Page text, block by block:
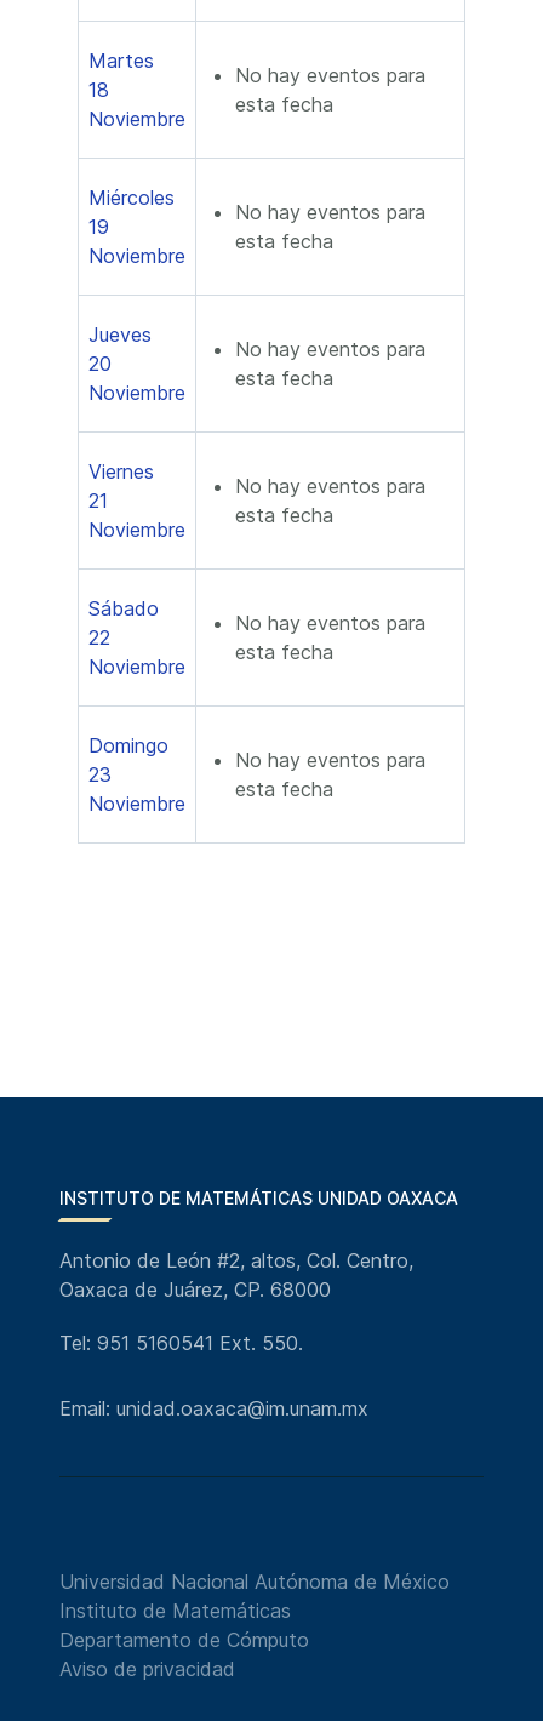
Martes
18
Noviembre
No hay eventos para
esta fecha
Miércoles
19
Noviembre
No hay eventos para
esta fecha
Jueves
20
Noviembre
No hay eventos para
esta fecha
Viernes
21
Noviembre
No hay eventos para
esta fecha
Sábado
22
Noviembre
No hay eventos para
esta fecha
Domingo
23
Noviembre
No hay eventos para
esta fecha
INSTITUTO DE MATEMÁTICAS UNIDAD OAXACA
Antonio de León #2, altos, Col. Centro,
Oaxaca de Juárez, CP. 68000
Tel: 951 5160541 Ext. 550.
Email: unidad.oaxaca@im.unam.mx
Universidad Nacional Autónoma de México
Instituto de Matemáticas
Departamento de Cómputo
Aviso de privacidad